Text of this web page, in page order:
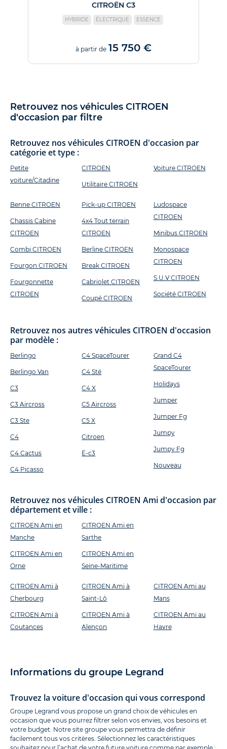
CITROËN C3
HYBRIDE ÉLECTRIQUE ESSENCE
à partir de 15 750 €
Retrouvez nos véhicules CITROEN
d'occasion par filtre
Retrouvez nos véhicules CITROEN d'occasion par
catégorie et type :
Petite
voiture/Citadine
CITROEN
Utilitaire CITROEN
Voiture CITROEN
Benne CITROEN
Chassis Cabine
CITROEN
Combi CITROEN
Fourgon CITROEN
Fourgonnette
CITROEN
Pick-up CITROEN
4x4 Tout terrain
CITROEN
Berline CITROEN
Break CITROEN
Cabriolet CITROEN
Coupé CITROEN
Ludospace
CITROEN
Minibus CITROEN
Monospace
CITROEN
S.U.V CITROEN
Société CITROEN
Retrouvez nos autres véhicules CITROEN d'occasion
par modèle :
Berlingo
Berlingo Van
C3
C3 Aircross
C3 Ste
C4
C4 Cactus
C4 Picasso
C4 SpaceTourer
C4 Sté
C4 X
C5 Aircross
C5 X
Citroen
Ë-c3
Grand C4
SpaceTourer
Holidays
Jumper
Jumper Fg
Jumpy
Jumpy Fg
Nouveau
Retrouvez nos véhicules CITROEN Ami d'occasion par
département et ville :
CITROEN Ami en
Manche
CITROEN Ami en
Orne
CITROEN Ami en
Sarthe
CITROEN Ami en
Seine-Maritime
CITROEN Ami à
Cherbourg
CITROEN Ami à
Coutances
CITROEN Ami à
Saint-Lô
CITROEN Ami à
Alençon
CITROEN Ami au
Mans
CITROEN Ami au
Havre
Informations du groupe Legrand
Trouvez la voiture d'occasion qui vous correspond
Groupe Legrand vous propose un grand choix de véhicules en
occasion que vous pourrez filtrer selon vos envies, vos besoins et
votre budget. Notre site groupe vous permettra de définir
facilement tous vos critères. Sélectionnez les caractéristiques